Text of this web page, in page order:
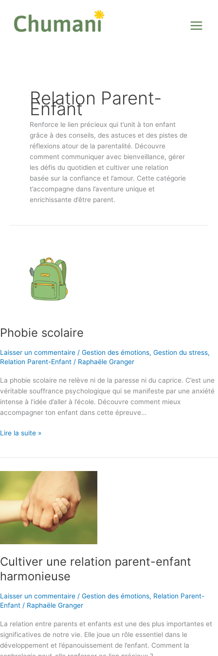
contenu
Relation Parent-
Enfant
Renforce le lien précieux qui t’unit à ton enfant
grâce à des conseils, des astuces et des pistes de
réflexions atour de la parentalité. Découvre
comment communiquer avec bienveillance, gérer
les défis du quotidien et cultiver une relation
basée sur la confiance et l’amour. Cette catégorie
t’accompagne dans l’aventure unique et
enrichissante d’être parent.
Phobie scolaire
Laisser un commentaire / Gestion des émotions, Gestion du stress,
Relation Parent-Enfant / Raphaële Granger
La phobie scolaire ne relève ni de la paresse ni du caprice. C’est une
véritable souffrance psychologique qui se manifeste par une anxiété
intense à l’idée d’aller à l’école. Découvre comment mieux
accompagner ton enfant dans cette épreuve…
Phobie
Lire la suite »
Cultiver une relation parent-enfant
harmonieuse
Laisser un commentaire / Gestion des émotions, Relation Parent-
Enfant / Raphaële Granger
La relation entre parents et enfants est une des plus importantes et
significatives de notre vie. Elle joue un rôle essentiel dans le
développement et l’épanouissement de l’enfant. Comment la